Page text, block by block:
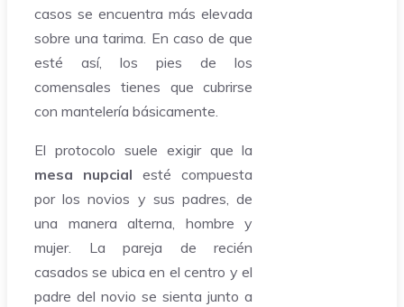
casos se encuentra más elevada
sobre una tarima. En caso de que
esté así, los pies de los
comensales tienes que cubrirse
con mantelería básicamente.
El protocolo suele exigir que la
mesa nupcial esté compuesta
por los novios y sus padres, de
una manera alterna, hombre y
mujer. La pareja de recién
casados se ubica en el centro y el
padre del novio se sienta junto a